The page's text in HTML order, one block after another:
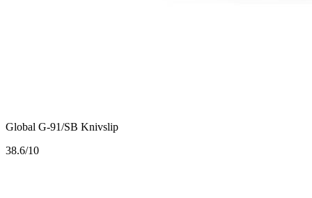
Global G-91/SB Knivslip
38.6/10